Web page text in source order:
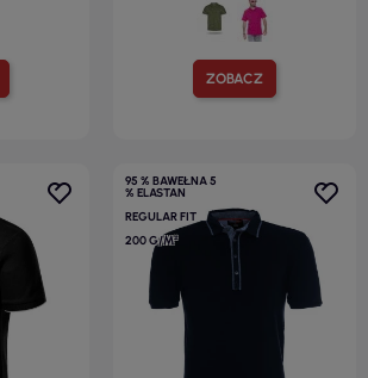
ZOBACZ
95 % BAWEŁNA 5
% ELASTAN
REGULAR FIT
200 G/M²